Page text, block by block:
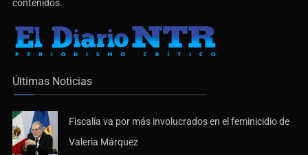
contenidos.
Últimas Noticias
Fiscalía va por más involucrados en el feminicidio de
Valeria Márquez